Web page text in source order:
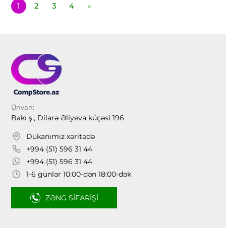
1 2 3 4 »
Ünvan:
Bakı ş., Dilarə Əliyeva küçəsi 196
Dükanımız xəritədə
+994 (51) 596 31 44
+994 (51) 596 31 44
1-6 günlər 10:00-dən 18:00-dək
ZƏNG SIFARIŞI